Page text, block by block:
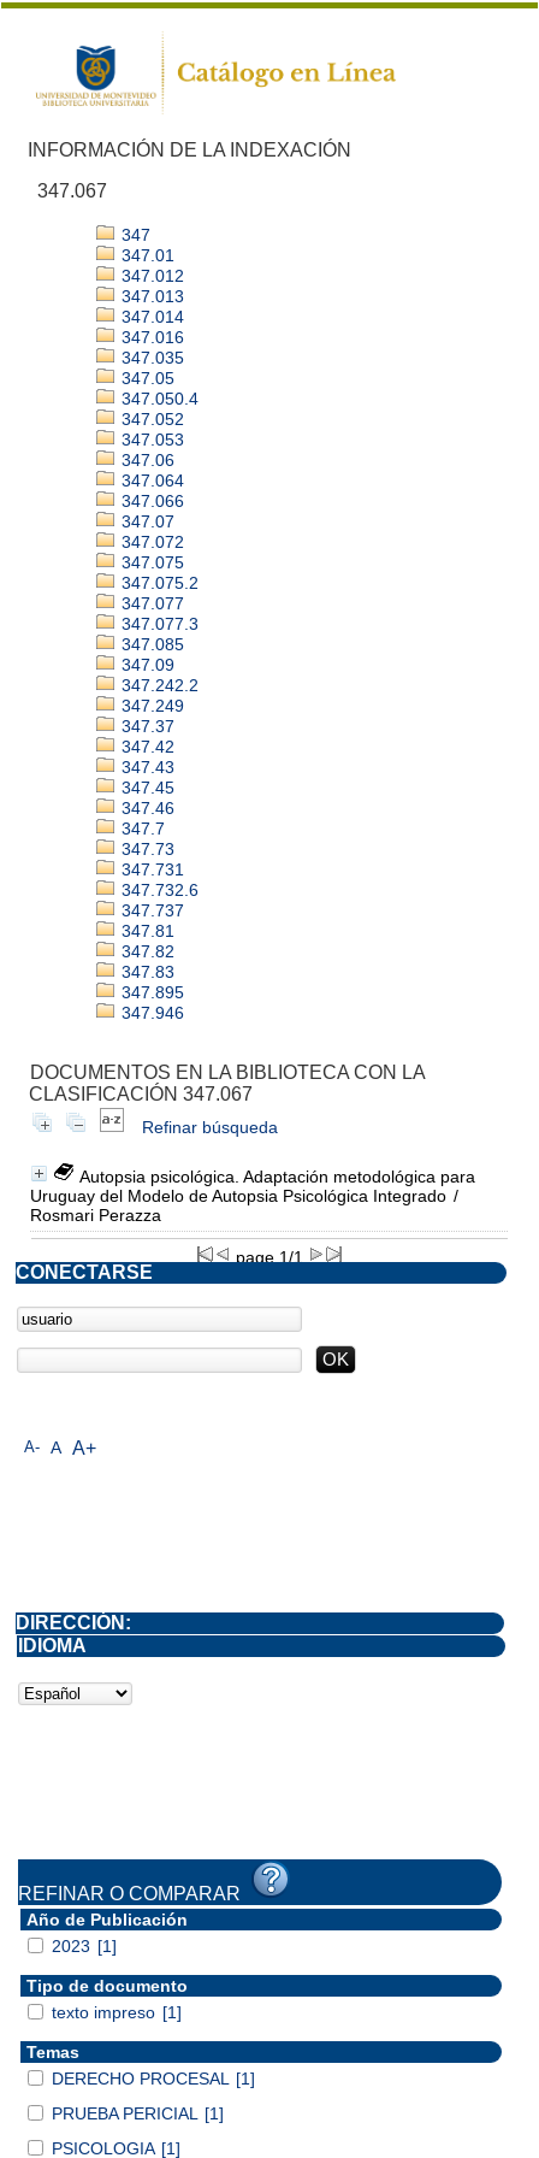
INFORMACIÓN DE LA INDEXACIÓN
347.067
347
347.01
347.012
347.013
347.014
347.016
347.035
347.05
347.050.4
347.052
347.053
347.06
347.064
347.066
347.07
347.072
347.075
347.075.2
347.077
347.077.3
347.085
347.09
347.242.2
347.249
347.37
347.42
347.43
347.45
347.46
347.7
347.73
347.731
347.732.6
347.737
347.81
347.82
347.83
347.895
347.946
DOCUMENTOS EN LA BIBLIOTECA CON LA
CLASIFICACIÓN 347.067
Refinar búsqueda
Autopsia psicológica. Adaptación metodológica para
Uruguay del Modelo de Autopsia Psicológica Integrado /
Rosmari Perazza
page 1/1
A- A A+
CONECTARSE
DIRECCIÓN:
IDIOMA
REFINAR O COMPARAR
Año de Publicación
2023 [1]
Tipo de documento
texto impreso [1]
Temas
DERECHO PROCESAL
[1]
PRUEBA PERICIAL
[1]
PSICOLOGIA [1]